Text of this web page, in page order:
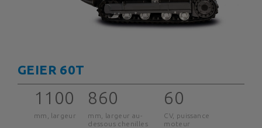
GEIER 60T
1100
mm, largeur
860
mm, largeur au-
dessous chenilles
60
CV, puissance
moteur